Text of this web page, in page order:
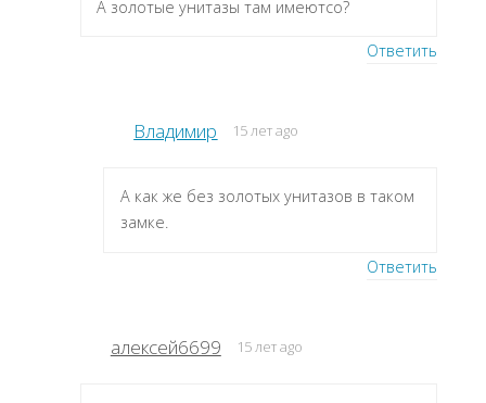
А золотые унитазы там имеютсо?
Ответить
Владимир 15 лет ago
А как же без золотых унитазов в таком
замке.
Ответить
алексей6699 15 лет ago